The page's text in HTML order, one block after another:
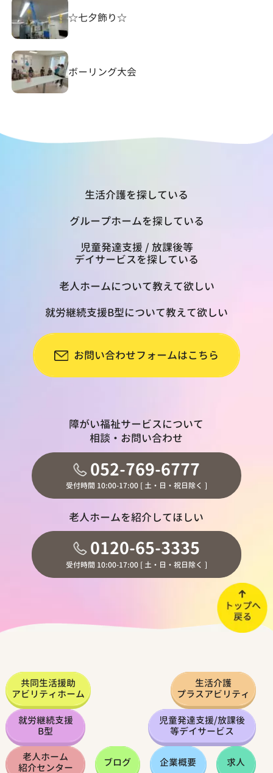
☆七夕飾り☆
ボーリング大会
生活介護を探している
グループホームを探している
児童発達支援 / 放課後等
デイサービスを探している
老人ホームについて教えて欲しい
就労継続支援B型について教えて欲しい
お問い合わせフォームはこちら
障がい福祉サービスについて
相談・お問い合わせ
052-769-6777
受付時間 10:00-17:00 [ 土・日・祝日除く ]
老人ホームを紹介してほしい
0120-65-3335
受付時間 10:00-17:00 [ 土・日・祝日除く ]
共同生活援助
アビリティホーム
生活介護
プラスアビリティ
就労継続支援
B型
児童発達支援/放課後
等デイサービス
老人ホーム
紹介センター
ブログ 企業概要 求人